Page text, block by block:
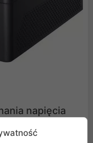
napięcia
są coraz